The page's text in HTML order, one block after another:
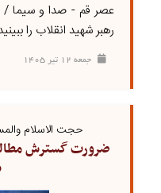
عصر قم - صدا و سیما /
رهبر شهید انقلاب را
جمعه ۱۲ تير ۱۴۰۵
حجت الاسلام
ضرورت گسترش